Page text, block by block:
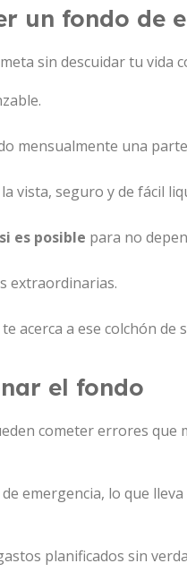
un fondo de
sin descuidar tu vida
mensualmente una
vista, seguro y de fácil
es posible para no
extraordinarias.
acerca a ese colchón de
el fondo
cometer errores que
emergencia, lo que
planificados sin